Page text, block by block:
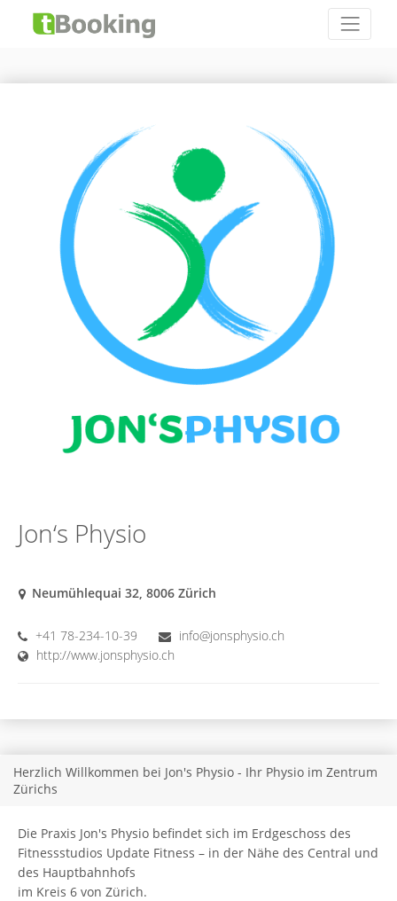
Jon‘s Physio
Neumühlequai 32, 8006 Zürich
+41 78-234-10-39
info@jonsphysio.ch
http://www.jonsphysio.ch
Herzlich Willkommen bei Jon's Physio - Ihr Physio im Zentrum
Zürichs
Die Praxis Jon's Physio befindet sich im Erdgeschoss des
Fitnessstudios Update Fitness – in der Nähe des Central und
des Hauptbahnhofs
im Kreis 6 von Zürich.